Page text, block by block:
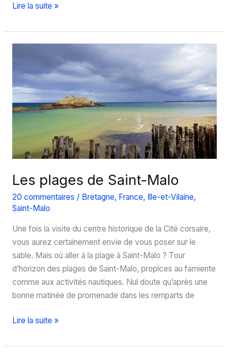
Géocaching
Ille-
et-
:
les
Trésors
de
Haute
Bretagne
Lire la suite »
Les plages de Saint-Malo
20 commentaires / Bretagne, France, Ille-et-Vilaine,
Saint-Malo
Une fois la visite du centre historique de la Cité corsaire,
vous aurez certainement envie de vous poser sur le
sable. Mais où aller à la plage à Saint-Malo ? Tour
d’horizon des plages de Saint-Malo, propices au farniente
comme aux activités nautiques. Nul doute qu’après une
bonne matinée de promenade dans les remparts de
Les
de
Lire la suite »